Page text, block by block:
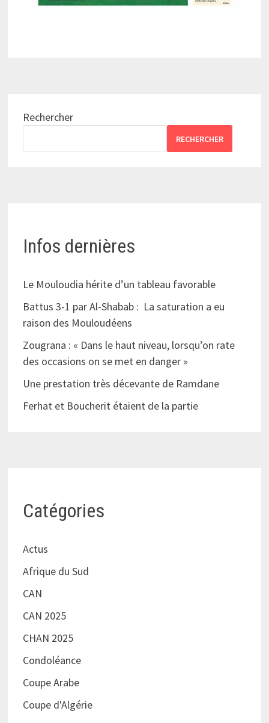
Rechercher
RECHERCHER
Infos dernières
Le Mouloudia hérite d’un tableau favorable
Battus 3-1 par Al-Shabab : La saturation a eu
raison des Mouloudéens
Zougrana : « Dans le haut niveau, lorsqu’on rate
des occasions on se met en danger »
Une prestation très décevante de Ramdane
Ferhat et Boucherit étaient de la partie
Catégories
Actus
Afrique du Sud
CAN
CAN 2025
CHAN 2025
Condoléance
Coupe Arabe
Coupe d'Algérie